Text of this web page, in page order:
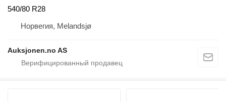
540/80 R28
Норвегия, Melandsjø
Auksjonen.no AS